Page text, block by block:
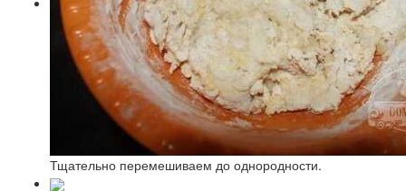
Тщательно перемешиваем до однородности.